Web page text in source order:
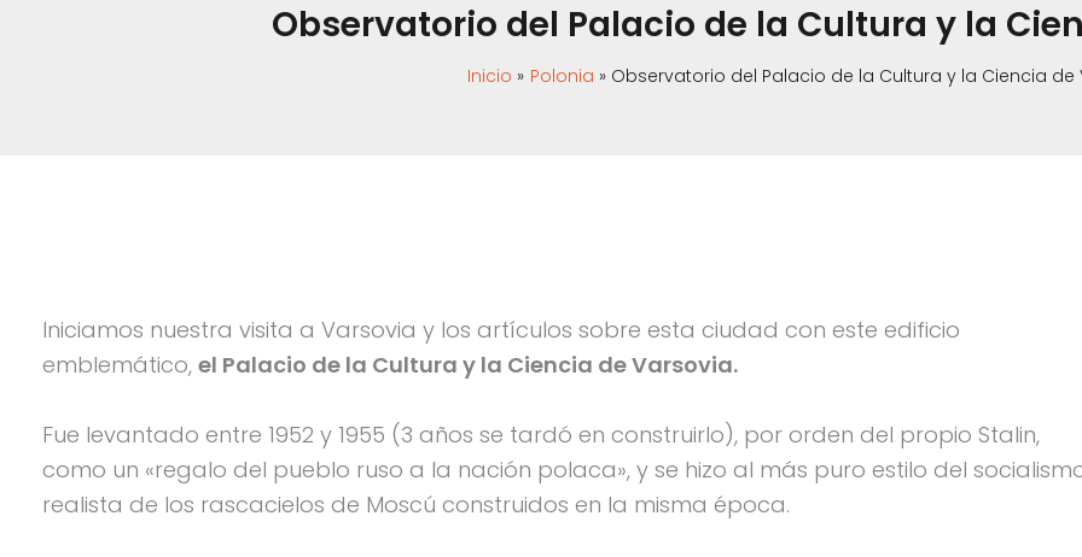
Observatorio del Palacio de la Cultura y la
Inicio Polonia Observatorio del Palacio de la Cultura y la Ciencia de
Iniciamos nuestra visita a Varsovia y los artículos sobre esta ciudad con este edificio
emblemático, el Palacio de la Cultura y la Ciencia de Varsovia.
Fue levantado entre 1952 y 1955 (3 años se tardó en construirlo), por orden del propio Stalin,
como un «regalo del pueblo ruso a la nación polaca», y se hizo al más puro estilo del
realista de los rascacielos de Moscú construidos en la misma época.